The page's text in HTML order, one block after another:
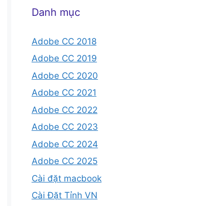
Danh mục
Adobe CC 2018
Adobe CC 2019
Adobe CC 2020
Adobe CC 2021
Adobe CC 2022
Adobe CC 2023
Adobe CC 2024
Adobe CC 2025
Cài đặt macbook
Cài Đặt Tỉnh VN